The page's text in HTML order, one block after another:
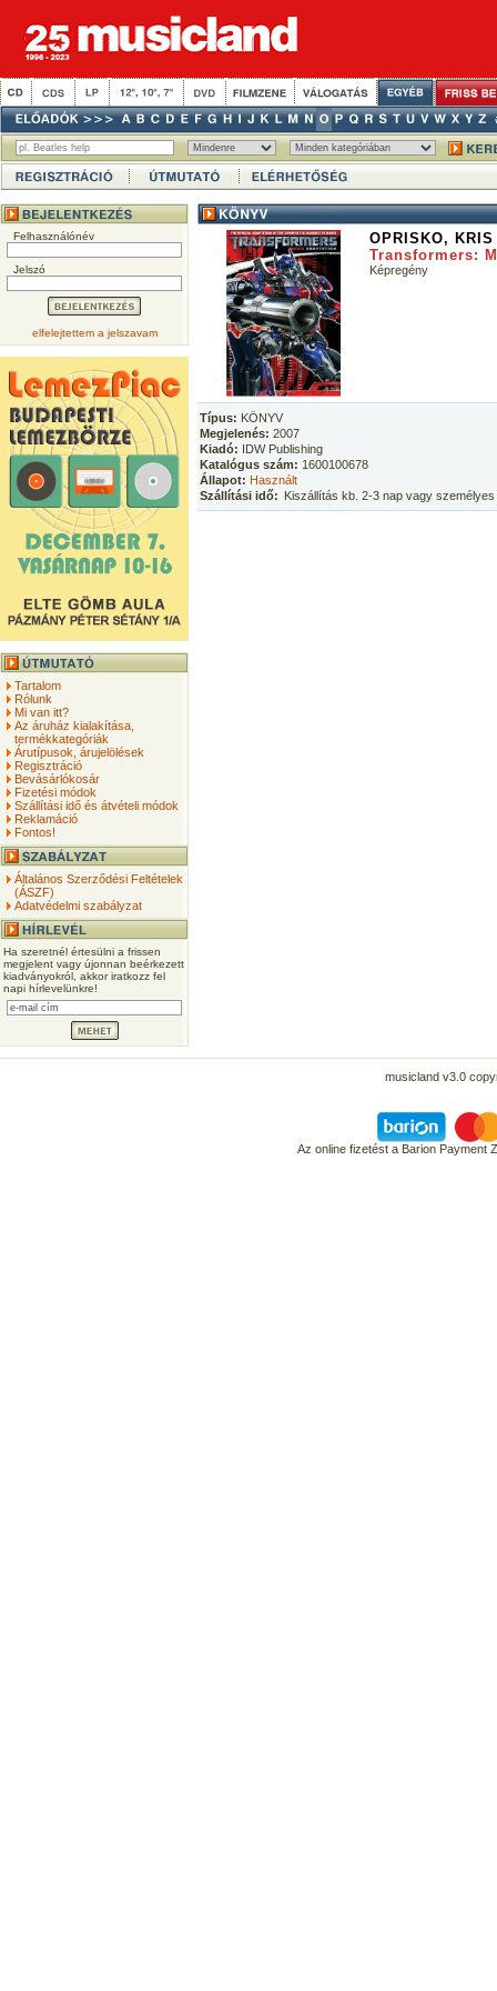
Felhasználónév
Jelszó
elfelejtettem a jelszavam
Tartalom
Rólunk
Mi van itt?
Az áruház kialakítása,
termékkategóriák
Árutípusok, árujelölések
Regisztráció
Bevásárlókosár
Fizetési módok
Szállítási idő és átvételi módok
Reklamáció
Fontos!
Általános Szerződési Feltételek
(ÁSZF)
Adatvédelmi szabályzat
Ha szeretnél értesülni a frissen
megjelent vagy újonnan beérkezett
kiadványokról, akkor iratkozz fel
napi hírlevelünkre!
OPRISKO, KRIS
Transformers:
Képregény
Típus: KÖNYV
Megjelenés: 2007
Kiadó: IDW Publishing
Katalógus szám: 1600100678
Állapot: Használt
Szállítási idő: Kiszállítás kb. 2-3 nap vagy
musicland v3.0
Az online fizetést a Barion Payment